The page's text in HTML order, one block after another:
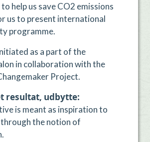
help us save CO2 emissions
us to present international
programme.
as a part of the
in collaboration with the
Project.
resultat, udbytte
is meant as inspiration to
through the notion of